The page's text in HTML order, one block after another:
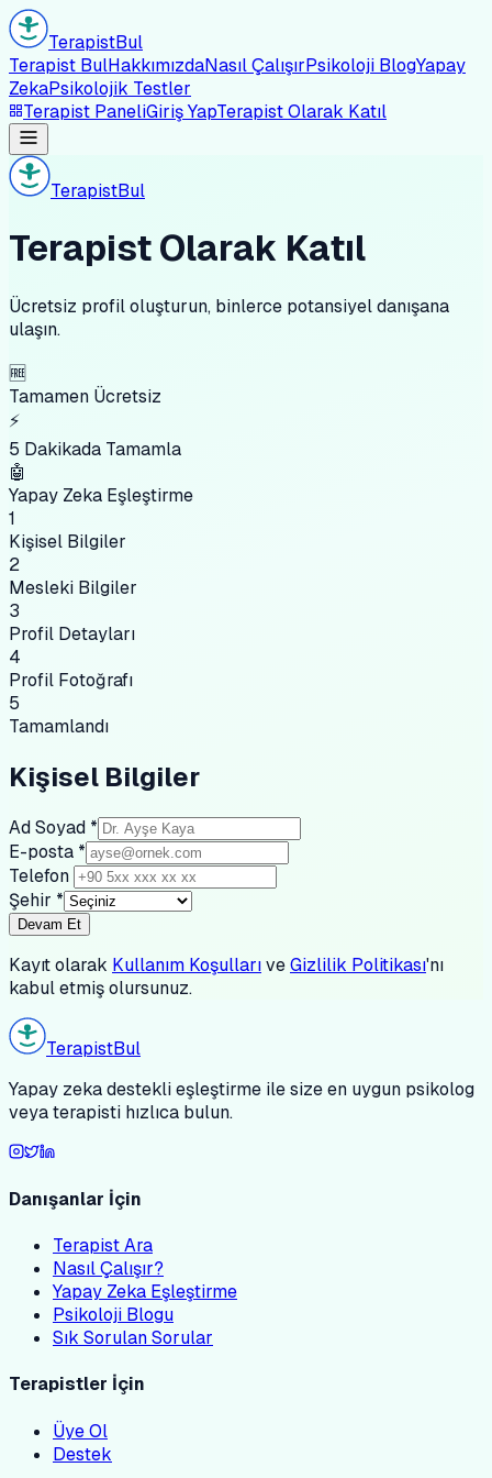
TerapistBul
Terapist BulHakkımızdaNasıl ÇalışırPsikoloji BlogYapay
ZekaPsikolojik Testler
Terapist PaneliGiriş YapTerapist Olarak Katıl
TerapistBul
Terapist Olarak Katıl
Ücretsiz profil oluşturun, binlerce potansiyel danışana
ulaşın.
🆓
Tamamen Ücretsiz
⚡
5 Dakikada Tamamla
🤖
Yapay Zeka Eşleştirme
1
Kişisel Bilgiler
2
Mesleki Bilgiler
3
Profil Detayları
4
Profil Fotoğrafı
5
Tamamlandı
Kişisel Bilgiler
Ad Soyad *
E-posta *
Telefon
Şehir *
Devam Et
Kayıt olarak Kullanım KoşullarıveGizlilik Politikası'nı
kabul etmiş olursunuz.
TerapistBul
Yapay zeka destekli eşleştirme ile size en uygun psikolog
veya terapisti hızlıca bulun.
Danışanlar İçin
Terapist Ara
Nasıl Çalışır?
Yapay Zeka Eşleştirme
Psikoloji Blogu
Sık Sorulan Sorular
Terapistler İçin
Üye Ol
Destek